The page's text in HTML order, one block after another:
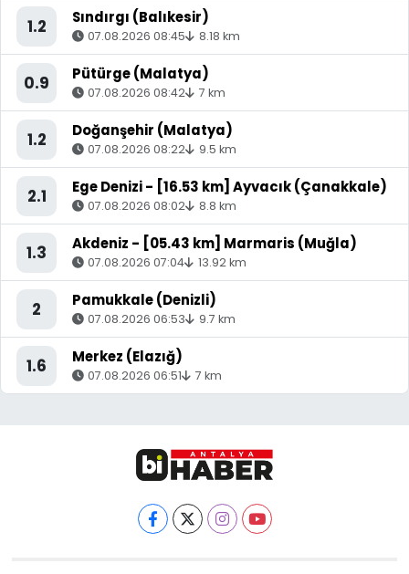
1.2 Sındırgı (Balıkesir)
07.08.2026 08:45 8.18 km
0.9 Pütürge (Malatya)
07.08.2026 08:42 7 km
1.2 Doğanşehir (Malatya)
07.08.2026 08:22 9.5 km
2.1 Ege Denizi - [16.53 km] Ayvacık (Çanakkale)
07.08.2026 08:02 8.8 km
1.3 Akdeniz - [05.43 km] Marmaris (Muğla)
07.08.2026 07:04 13.92 km
2 Pamukkale (Denizli)
07.08.2026 06:53 9.7 km
1.6 Merkez (Elazığ)
07.08.2026 06:51 7 km